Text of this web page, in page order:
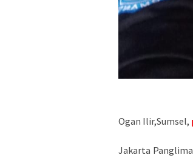
Ogan Ilir,Sumsel,
Jakarta